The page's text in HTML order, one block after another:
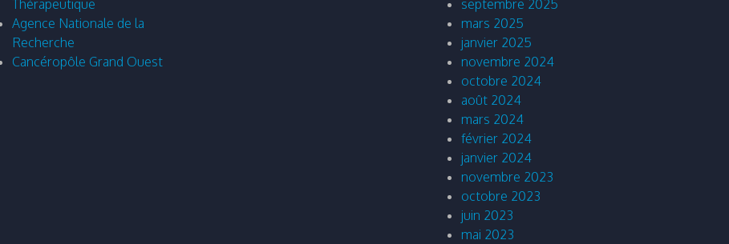
Thérapeutique
Agence Nationale de la
Recherche
Cancéropôle Grand Ouest
septembre 2025
mars 2025
janvier 2025
novembre 2024
octobre 2024
août 2024
mars 2024
février 2024
janvier 2024
novembre 2023
octobre 2023
juin 2023
mai 2023